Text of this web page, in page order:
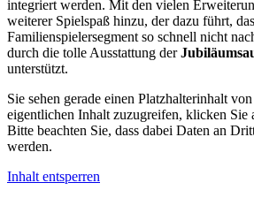
integriert werden. Mit den vielen
weiterer Spielspaß hinzu, der dazu führt,
Familienspielersegment so schnell nicht
durch die tolle Ausstattung der
unterstützt.
Sie sehen gerade einen Platzhalterinhalt von
eigentlichen Inhalt zuzugreifen, klicken Sie
Bitte beachten Sie, dass dabei Daten an
werden.
Inhalt entsperren